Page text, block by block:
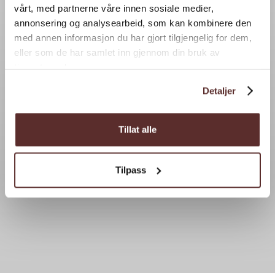
vårt, med partnerne våre innen sosiale medier,
annonsering og analysearbeid, som kan kombinere den
med annen informasjon du har gjort tilgjengelig for dem,
eller som de har samlet inn gjennom din bruk av
Detaljer
Tillat alle
Tilpass